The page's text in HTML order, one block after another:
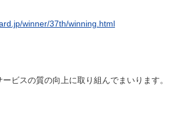
winner/37th/winning.html
ビスの質の向上に取り組んでまいります。